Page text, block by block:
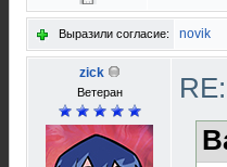
Выразили согласие: novik
zick
Ветеран